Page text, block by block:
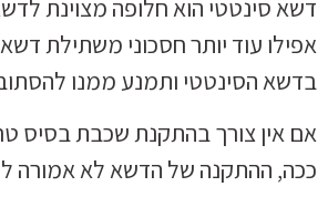
דשא סינטטי הוא חלופה מצוינת
אפילו עוד יותר חסכוני משתילת
בדשא הסינטטי ותמנע ממנו
אם אין צורך בהתקנת שכבת בסיס
ככה, ההתקנה של הדשא לא אמורה